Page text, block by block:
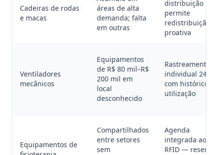
Cadeiras de rodas
e macas
áreas de alta
demanda; falta
em outras
distribuição
permite
redistribuição
proativa
Ventiladores
mecânicos
Equipamentos
de R$ 80 mil–R$
200 mil em
local
desconhecido
Rastreamento
individual 24/7
com histórico de
utilização
Equipamentos de
Compartilhados
entre setores
sem
Agenda
integrada ao
RFID — reserva